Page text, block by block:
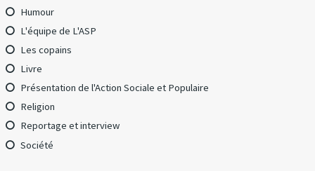
Humour
L'équipe de L'ASP
Les copains
Livre
Présentation de l'Action Sociale et Populaire
Religion
Reportage et interview
Société